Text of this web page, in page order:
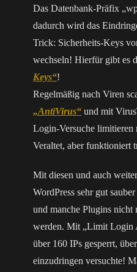
Das Datenbank-Präfix
dadurch wird das
Trick: Sicherheits-Keys
wechseln! Hierfür gibt es
Keys“!
Regelmäßig nach Viren
„AntiVirus“ und mit
Login-Versuche limitieren
Veraltet, aber funktioniert
Mit diesen und auch
WordPress sehr gut
und manche Plugins
werden. Mit „Limit Login
über 160 IPs gesperrt,
einzudringen versuchte!